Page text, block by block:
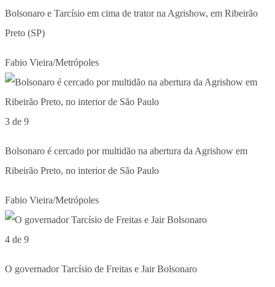
Bolsonaro e Tarcísio em cima de trator na Agrishow, em Ribeirão
Preto (SP)
Fabio Vieira/Metrópoles
3 de 9
Bolsonaro é cercado por multidão na abertura da Agrishow em
Ribeirão Preto, no interior de São Paulo
Fabio Vieira/Metrópoles
4 de 9
O governador Tarcísio de Freitas e Jair Bolsonaro